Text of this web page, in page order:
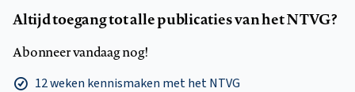
Altijd toegang tot alle publicaties van het NTVG?
Abonneer vandaag nog!
12 weken kennismaken met het NTVG